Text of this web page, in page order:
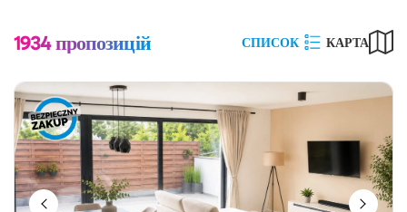
1934пропозицій СПИСОК КАРТА